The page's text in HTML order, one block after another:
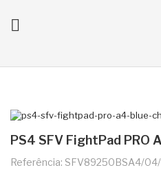

PS4 SFV FightPad PRO
Referência: SFV89250BSA4/04/